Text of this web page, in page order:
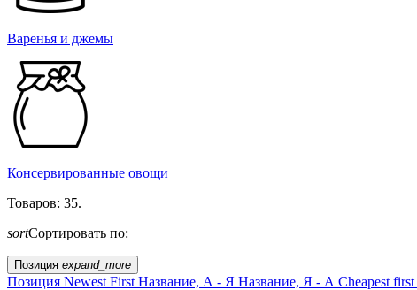
Варенья и джемы
Консервированные овощи
Товаров: 35.
sortСортировать по:
Позиция expand_more
Позиция Newest First Название, А - Я Название, Я - А Cheapest first